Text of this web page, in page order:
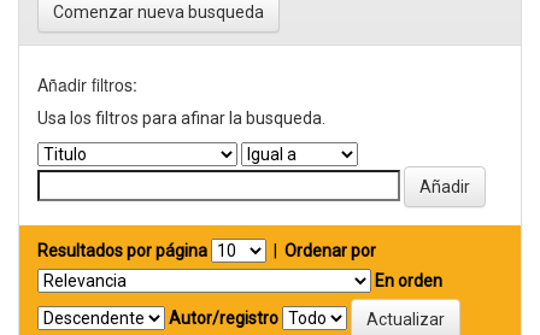
Comenzar nueva busqueda
Añadir filtros:
Usa los filtros para afinar la busqueda.
Resultados por página
Ordenar por
En orden
Autor/registro